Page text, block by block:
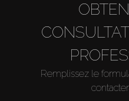
Remplissez le